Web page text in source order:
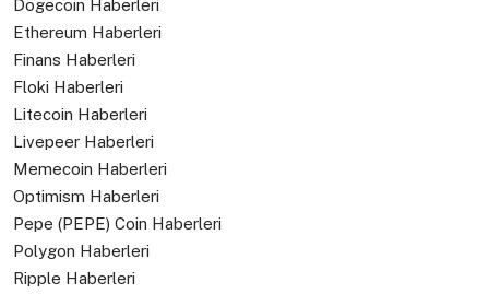
Dogecoin Haberleri
Ethereum Haberleri
Finans Haberleri
Floki Haberleri
Litecoin Haberleri
Livepeer Haberleri
Memecoin Haberleri
Optimism Haberleri
Pepe (PEPE) Coin Haberleri
Polygon Haberleri
Ripple Haberleri